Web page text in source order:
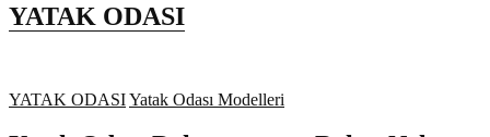
YATAK ODASI
YATAK ODASIYatak Odası Modelleri